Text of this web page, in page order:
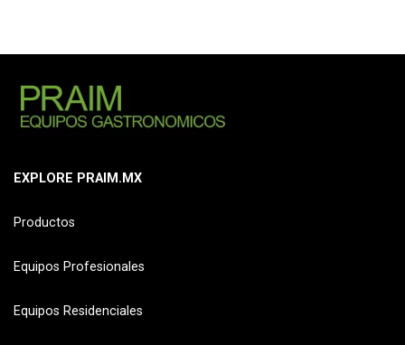
EXPLORE PRAIM.MX
Productos
Equipos Profesionales
Equipos Residenciales